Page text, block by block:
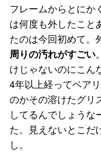
フレームからとにか
は何度も外したこと
たのは今回初めて。
周りの汚れがすごい
けじゃないのにこん
4年以上経ってベア
のかその溶けたグリ
してるんでしょうな
た。見えないとこだ
し。